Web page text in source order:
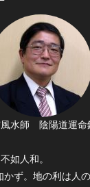
水師 陰陽道運
如人和。
かず。地の利は人